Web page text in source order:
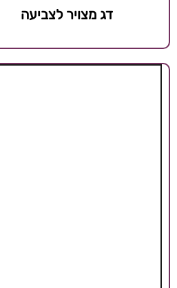
דג מצויר לצביעה